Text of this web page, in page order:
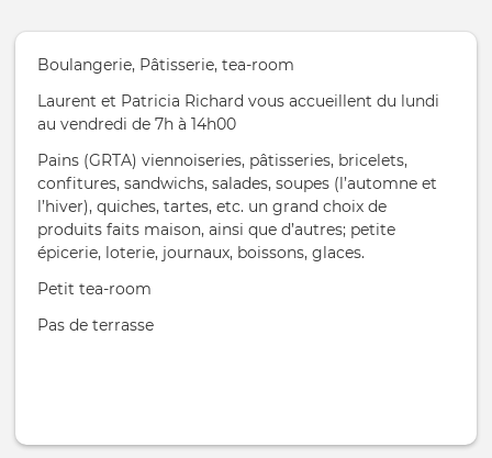
Boulangerie, Pâtisserie, tea-room
Laurent et Patricia Richard vous accueillent du lundi
au vendredi de 7h à 14h00
Pains (GRTA) viennoiseries, pâtisseries, bricelets,
confitures, sandwichs, salades, soupes (l’automne et
l’hiver), quiches, tartes, etc. un grand choix de
produits faits maison, ainsi que d’autres; petite
épicerie, loterie, journaux, boissons, glaces.
Petit tea-room
Pas de terrasse